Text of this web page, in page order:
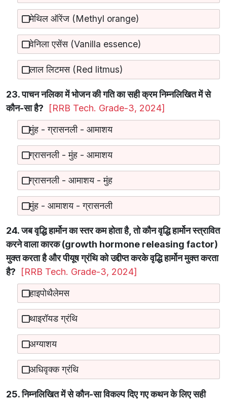
मेथिल ऑरेंज (Methyl orange)
वेनिला एसेंस (Vanilla essence)
लाल लिटमस (Red litmus)
23. पाचन नलिका में भोजन की गति का सही क्रम निम्नलिखित में से
कौन-सा है?
[RRB Tech. Grade-3, 2024]
मुंह - ग्रासनली - आमाशय
ग्रासनली - मुंह - आमाशय
ग्रासनली - आमाशय - मुंह
मुंह - आमाशय - ग्रासनली
24. जब वृद्धि हार्मोन का स्तर कम होता है, तो कौन वृद्धि हार्मोन स्त्रावित
करने वाला कारक (growth hormone releasing factor)
मुक्त करता है और पीयूष ग्रंथि को उद्दीप्त करके वृद्धि हार्मोन मुक्त करता
है?
[RRB Tech. Grade-3, 2024]
हाइपोथैलेमस
थाइरॉयड ग्रंथि
अग्याशय
अधिवृक्क ग्रंथि
25. निम्नलिखित में से कौन-सा विकल्प दिए गए कथन के लिए सही